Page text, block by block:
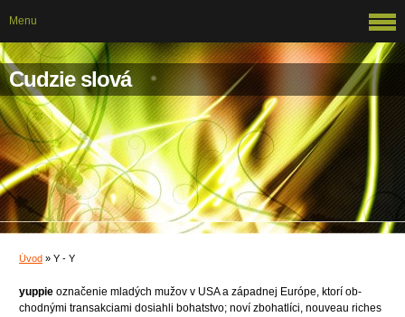
Cudzie slová
Úvod » Y - Y
yuppie označenie mladých mužov v USA a západnej Európe, ktorí ob-
chodnými transakciami dosiahli bohatstvo; noví zbohatlíci, nouveau riches
Menu